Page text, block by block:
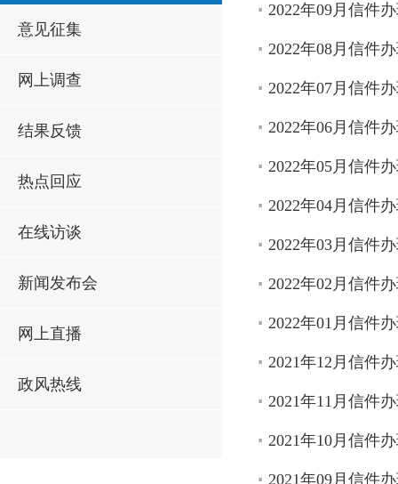
意见征集
网上调查
结果反馈
热点回应
在线访谈
新闻发布会
网上直播
政风热线
2022年09月信件
2022年08月信件
2022年07月信件
2022年06月信件
2022年05月信件
2022年04月信件
2022年03月信件
2022年02月信件
2022年01月信件
2021年12月信件
2021年11月信件
2021年10月信件
2021年09月信件